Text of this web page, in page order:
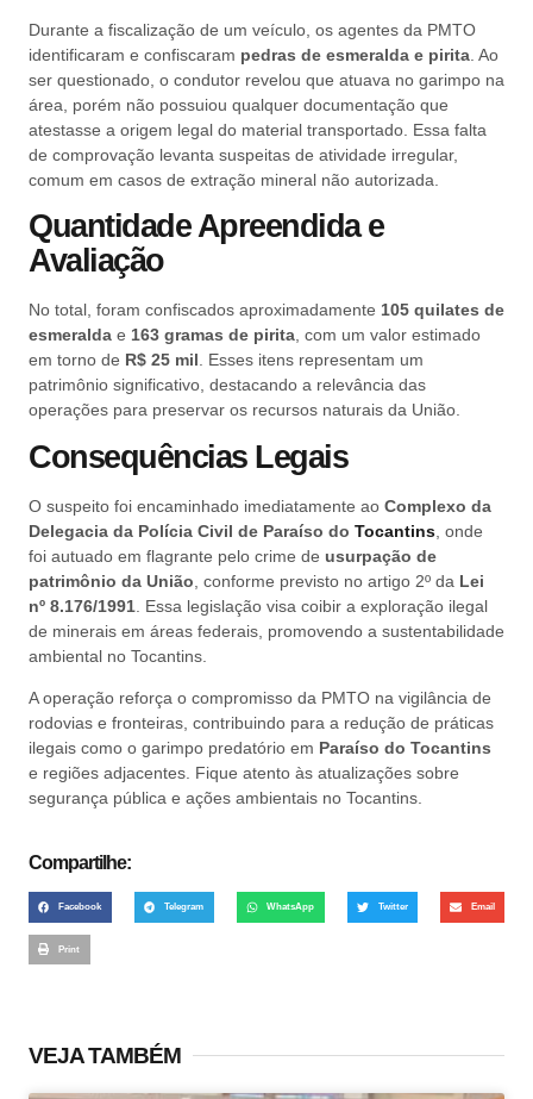
Durante a fiscalização de um veículo, os agentes da PMTO
identificaram e confiscaram pedras de esmeralda e pirita . Ao
ser questionado, o condutor revelou que atuava no garimpo na
área, porém não possuiou qualquer documentação que
atestasse a origem legal do material transportado. Essa falta
de comprovação levanta suspeitas de atividade irregular,
comum em casos de extração mineral não autorizada.
Quantidade Apreendida e
Avaliação
No total, foram confiscados aproximadamente 105 quilates de
esmeralda e 163 gramas de pirita , com um valor estimado
em torno de R$ 25 mil . Esses itens representam um
patrimônio significativo, destacando a relevância das
operações para preservar os recursos naturais da União.
Consequências Legais
O suspeito foi encaminhado imediatamente ao Complexo da
Delegacia da Polícia Civil de Paraíso do Tocantins , onde
foi autuado em flagrante pelo crime de usurpação de
patrimônio da União , conforme previsto no artigo 2º da Lei
nº 8.176/1991 . Essa legislação visa coibir a exploração ilegal
de minerais em áreas federais, promovendo a sustentabilidade
ambiental no Tocantins.
A operação reforça o compromisso da PMTO na vigilância de
rodovias e fronteiras, contribuindo para a redução de práticas
ilegais como o garimpo predatório em Paraíso do Tocantins
e regiões adjacentes. Fique atento às atualizações sobre
segurança pública e ações ambientais no Tocantins.
Compartilhe:
Facebook Telegram WhatsApp Twitter Email
Print
VEJA TAMBÉM